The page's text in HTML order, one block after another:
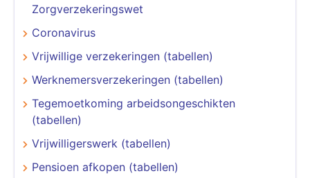
Zorgverzekeringswet
Coronavirus
Vrijwillige verzekeringen (tabellen)
Werknemersverzekeringen (tabellen)
Tegemoetkoming arbeidsongeschikten
(tabellen)
Vrijwilligerswerk (tabellen)
Pensioen afkopen (tabellen)